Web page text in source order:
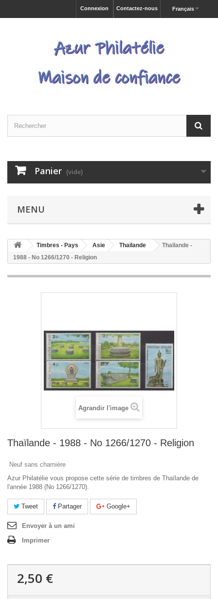
Français
Contactez-nous
Connexion
Panier (vide)
MENU
Timbres - Pays Asie Thaïlande
Thaïlande -
1988 - No 1266/1270 - Religion
Agrandir l'image
Thaïlande - 1988 - No 1266/1270 - Religion
Neuf sans charnière
Azur Philatélie vous propose cette série de timbres de Thaïlande de
l'année 1988 (No 1266/1270).
Tweet Partager Google+
Envoyer à un ami
Imprimer
2,50 €